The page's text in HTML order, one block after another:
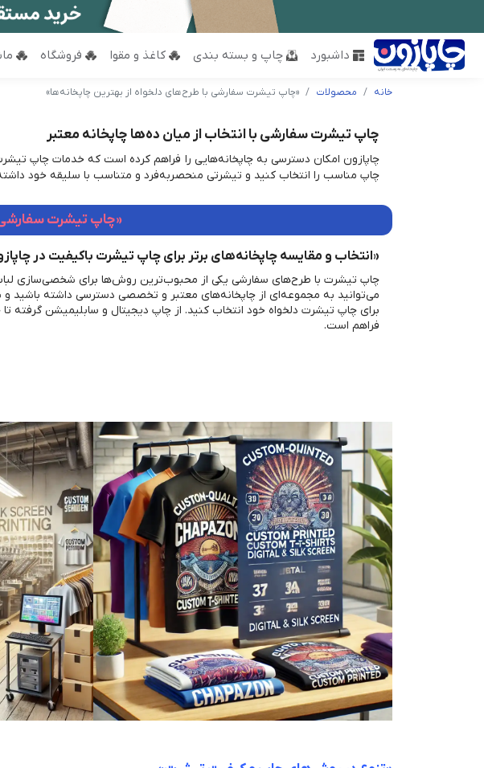
داشبورد چاپ و بسته بندی کاغذ و مقوا فروشگاه
خانه محصولات «چاپ تیشرت سفارشی با طرح‌های دلخواه از بهترین چاپخانه‌ها»
چاپ تیشرت سفارشی با انتخاب از میان ده‌ها چاپخانه معتبر
چاپازون امکان دسترسی به چاپخانه‌هایی را فراهم کرده است که خدمات چاپ
چاپ مناسب را انتخاب کنید و تیشرتی منحصر‌به‌فرد و متناسب با سلیقه خود
«چاپ تیشرت سفارشی
«انتخاب و مقایسه چاپخانه‌های برتر برای چاپ تیشرت باکیفیت در
چاپ تیشرت با طرح‌های سفارشی یکی از محبوب‌ترین روش‌ها برای شخصی‌سازی
می‌توانید به مجموعه‌ای از چاپخانه‌های معتبر و تخصصی دسترسی داشته باشید و
برای چاپ تیشرت دلخواه خود انتخاب کنید. از چاپ دیجیتال و سابلیمیشن گرفته
فراهم است.